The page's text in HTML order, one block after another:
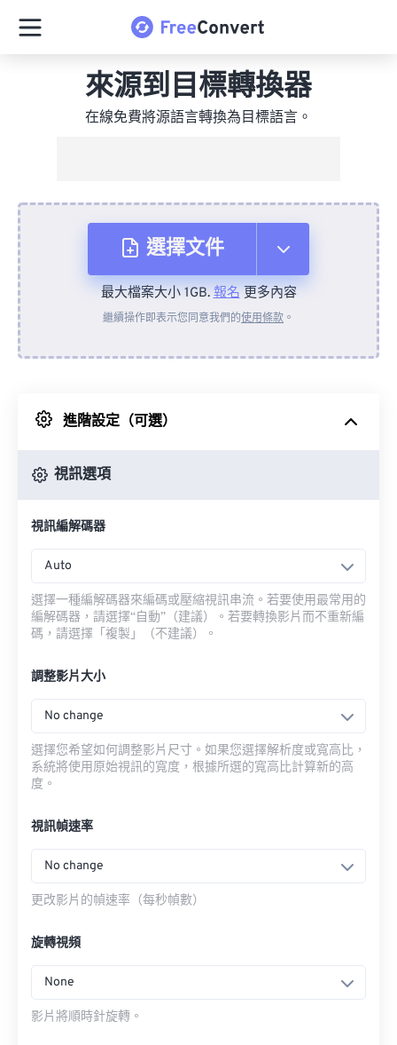
來源到目標轉換器
在線免費將源語言轉換為目標語言。
選擇文件
來自裝置
來自 Google 雲端硬碟
最大檔案大小 1GB.報名更多內容
繼續操作即表示您同意我們的使用條款 。
進階設定（可選）
視訊選項
視訊編解碼器
Auto
選擇一種編解碼器來編碼或壓縮視訊串流。若要使用最常用的
編解碼器，請選擇“自動”（建議）。若要轉換影片而不重新編
碼，請選擇「複製」（不建議）。
調整影片大小
No change
選擇您希望如何調整影片尺寸。如果您選擇解析度或寬高比，
系統將使用原始視訊的寬度，根據所選的寬高比計算新的高
度。
視訊幀速率
No change
更改影片的幀速率（每秒幀數）
旋轉視頻
None
影片將順時針旋轉。